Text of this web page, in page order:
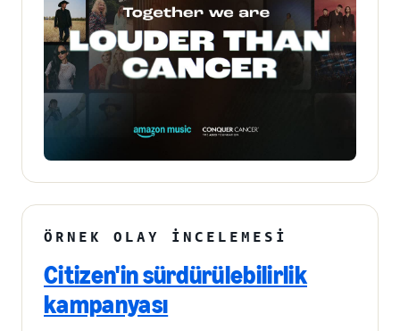
ÖRNEK OLAY İNCELEMESI
Citizen'in sürdürülebilirlik
kampanyası